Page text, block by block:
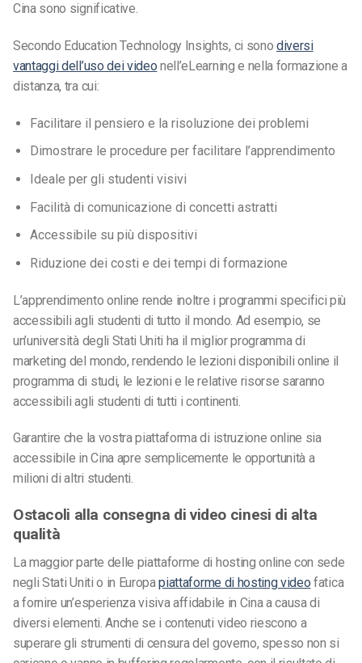
Cina sono significative.
Secondo Education Technology Insights, ci sono diversi
vantaggi dell’uso dei video nell’eLearning e nella formazione a
distanza, tra cui:
Facilitare il pensiero e la risoluzione dei problemi
Dimostrare le procedure per facilitare l’apprendimento
Ideale per gli studenti visivi
Facilità di comunicazione di concetti astratti
Accessibile su più dispositivi
Riduzione dei costi e dei tempi di formazione
L’apprendimento online rende inoltre i programmi specifici più
accessibili agli studenti di tutto il mondo. Ad esempio, se
un’università degli Stati Uniti ha il miglior programma di
marketing del mondo, rendendo le lezioni disponibili online il
programma di studi, le lezioni e le relative risorse saranno
accessibili agli studenti di tutti i continenti.
Garantire che la vostra piattaforma di istruzione online sia
accessibile in Cina apre semplicemente le opportunità a
milioni di altri studenti.
Ostacoli alla consegna di video cinesi di alta
qualità
La maggior parte delle piattaforme di hosting online con sede
negli Stati Uniti o in Europapiattaforme di hosting video fatica
a fornire un’esperienza visiva affidabile in Cina a causa di
diversi elementi. Anche se i contenuti video riescono a
superare gli strumenti di censura del governo, spesso non si